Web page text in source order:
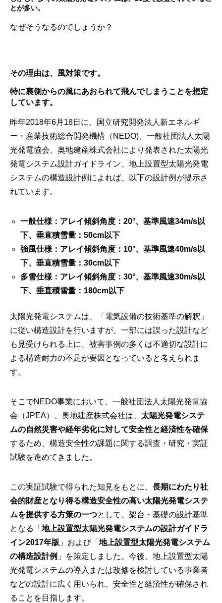
とが多い。
なぜそうなるのでしょうか？
その理由は、 風対策です。
特に裏側からの風にあおられて飛んでしまうことを想定
しています。
昨年2018年6月18日に、国立研究開発法人新エネルギ
ー・産業技術総合開発機構（NEDO)、一般社団法人太陽
光発電協会、奥地建産株式会社により発表された太陽光
発電システム設計ガイドライン、地上設置型太陽光発電
システムの構造設計例によれば、以下の設計例が提示さ
れています。
一般仕様：アレイ傾斜角度：20°、基準風速34m/s以
下、垂直積雪量：50cm以下
強風仕様：アレイ傾斜角度：10°、基準風速40m/s以
下、垂直積雪量：30cm以下
多雪仕様：アレイ傾斜角度：30°、基準風速30m/s以
下、垂直積雪量：180cm以下
太陽光発電システムは、「電気設備の技術基準の解釈」
に従い構造設計を行いますが、一部には誤った設計など
も見受けられる上に、被害事例の多くは不適切な設計に
よる構造耐力の不足が要因となっていると考えられま
す。
そこでNEDO事業において、一般社団法人太陽光発電協
会（JPEA）、奥地建産株式会社は、 太陽光発電システ
ムの自然災害や経年劣化に対して安全性と経済性を確保
するため、構造安全性の課題に関する調査・研究・実証
試験を進めてきました。
この実証試験で得られた知見をもとに、 長期にわたり社
会的財産となり得る構造安全性の高い太陽光発電システ
ムを提供する方策の一つとして、架台・基礎の設計基準
となる「 地上設置型太陽光発電システムの設計ガイドラ
イン2017年版 」および「 地上設置型太陽光発電システム
の構造設計例 」を策定しました。今後、地上設置型太陽
光発電システムの導入または改修を検討している事業者
などの設計に広く用いられ、安全性と経済性が確保され
ることを目指します。